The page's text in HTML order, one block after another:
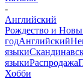
-
Английский
Рождество и
годАнглийский
языки
языкиРаспродажа
Хобби